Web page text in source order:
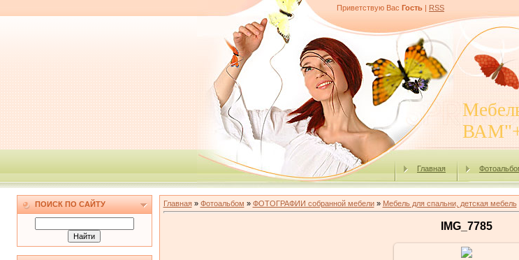
Приветствую Вас Гость | RSS
Главная
ПОИСК ПО САЙТУ Главная» Фотоальбом » ФОТОГРАФИИ собранной мебели» Мебель для спальни, детская мебель
IMG_7785